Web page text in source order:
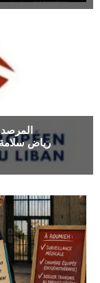
رياض